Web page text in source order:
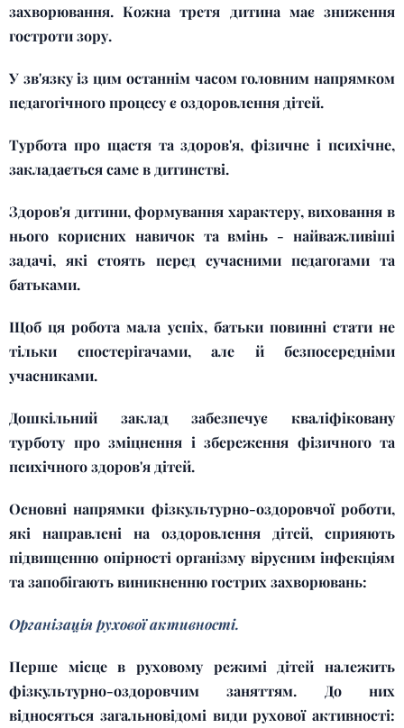
захворювання. Кожна третя дитина має зниження
гостроти зору.
У зв'язку із цим останнім часом головним напрямком
педагогічного процесу є оздоровлення дітей.
Турбота про щастя та здоров'я, фізичне і психічне,
закладається саме в дитинстві.
Здоров'я дитини, формування характеру, виховання в
нього корисних навичок та вмінь - найважливіші
задачі, які стоять перед сучасними педагогами та
батьками.
Щоб ця робота мала успіх, батьки повинні стати не
тільки спостерігачами, але й безпосередніми
учасниками.
Дошкільний заклад забезпечує кваліфіковану
турботу про зміцнення і збереження фізичного та
психічного здоров'я дітей.
Основні напрямки фізкультурно-оздоровчої роботи,
які направлені на оздоровлення дітей, сприяють
підвищенню опірності організму вірусним інфекціям
та запобігають виникненню гострих захворювань:
Організація рухової активності.
Перше місце в руховому режимі дітей належить
фізкультурно-оздоровчим заняттям. До них
відносяться загальновідомі види рухової активності: